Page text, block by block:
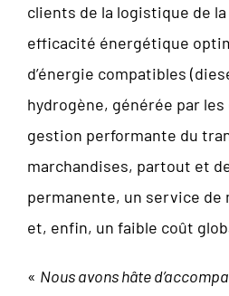
clients de la logistique de
efficacité énergétique
d’énergie compatibles
hydrogène, générée par
gestion performante du
marchandises, partout et
permanente, un service
et, enfin, un faible coût
« Nous avons hâte